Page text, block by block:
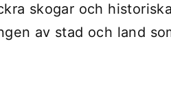
skogar och
av stad och land